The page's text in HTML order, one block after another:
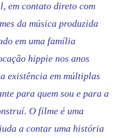
em contato direto com
da música produzida
em uma família
hippie nos anos
existência em múltiplas
para quem sou e para a
O filme é uma
a contar uma história